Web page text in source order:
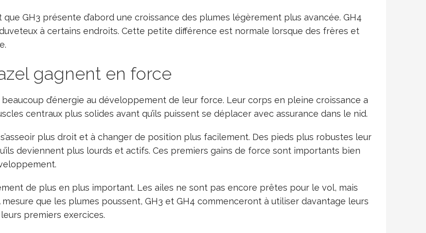
GH3 présente d’abord une croissance des plumes légèrement plus avancée. GH4
à certains endroits. Cette petite différence est normale lorsque des frères et
gagnent en force
d’énergie au développement de leur force. Leur corps en pleine croissance a
centraux plus solides avant qu’ils puissent se déplacer avec assurance dans le nid.
plus droit et à changer de position plus facilement. Des pieds plus robustes leur
deviennent plus lourds et actifs. Ces premiers gains de force sont importants bien
de plus en plus important. Les ailes ne sont pas encore prêtes pour le vol, mais
que les plumes poussent, GH3 et GH4 commenceront à utiliser davantage leurs
premiers exercices.